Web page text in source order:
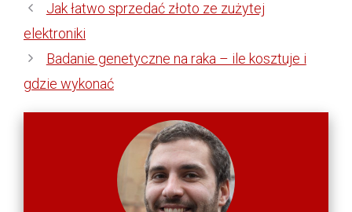
Jak łatwo sprzedać złoto ze zużytej
elektroniki
Badanie genetyczne na raka – ile kosztuje i
gdzie wykonać